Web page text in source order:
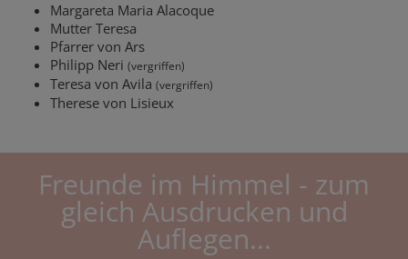
Margareta Maria Alacoque
Mutter Teresa
Pfarrer von Ars
Philipp Neri (vergriffen)
Teresa von Avila (vergriffen)
Therese von Lisieux
Freunde im Himmel - zum
gleich Ausdrucken und
Auflegen...